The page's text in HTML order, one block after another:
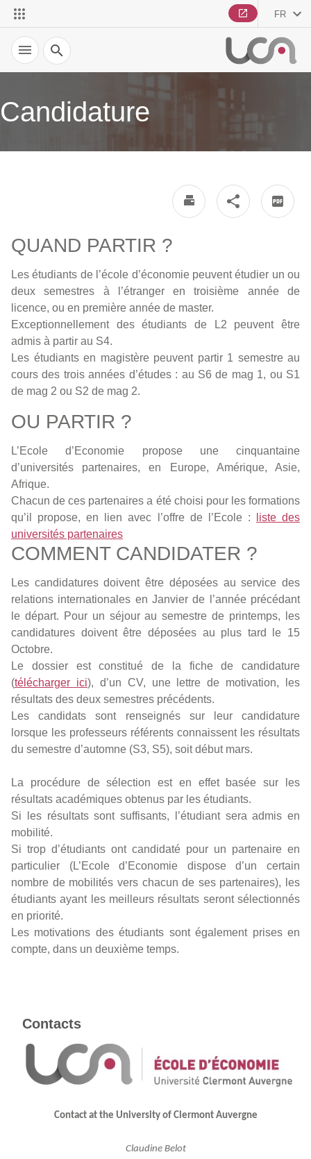
FR
Recherche
Candidature
QUAND PARTIR ?
Les étudiants de l’école d’économie peuvent étudier un ou
deux semestres à l’étranger en troisième année de
licence, ou en première année de master.
Exceptionnellement des étudiants de L2 peuvent être
admis à partir au S4.
Les étudiants en magistère peuvent partir 1 semestre au
cours des trois années d’études : au S6 de mag 1, ou S1
de mag 2 ou S2 de mag 2.
OU PARTIR ?
L’Ecole d’Economie propose une cinquantaine
d’universités partenaires, en Europe, Amérique, Asie,
Afrique.
Chacun de ces partenaires a été choisi pour les formations
qu’il propose, en lien avec l’offre de l’Ecole :
liste des
universités partenaires
COMMENT CANDIDATER ?
Les candidatures doivent être déposées au service des
relations internationales en Janvier de l’année précédant
le départ. Pour un séjour au semestre de printemps, les
candidatures doivent être déposées au plus tard le 15
Octobre.
Le dossier est constitué de la fiche de candidature
(télécharger ici), d’un CV, une lettre de motivation, les
résultats des deux semestres précédents.
Les candidats sont renseignés sur leur candidature
lorsque les professeurs référents connaissent les résultats
du semestre d’automne (S3, S5), soit début mars.
La procédure de sélection est en effet basée sur les
résultats académiques obtenus par les étudiants.
Si les résultats sont suffisants, l’étudiant sera admis en
mobilité.
Si trop d’étudiants ont candidaté pour un partenaire en
particulier (L’Ecole d’Economie dispose d’un certain
nombre de mobilités vers chacun de ses partenaires), les
étudiants ayant les meilleurs résultats seront sélectionnés
en priorité.
Les motivations des étudiants sont également prises en
compte, dans un deuxième temps.
Contacts
Contact at the University of Clermont Auvergne
Claudine Belot